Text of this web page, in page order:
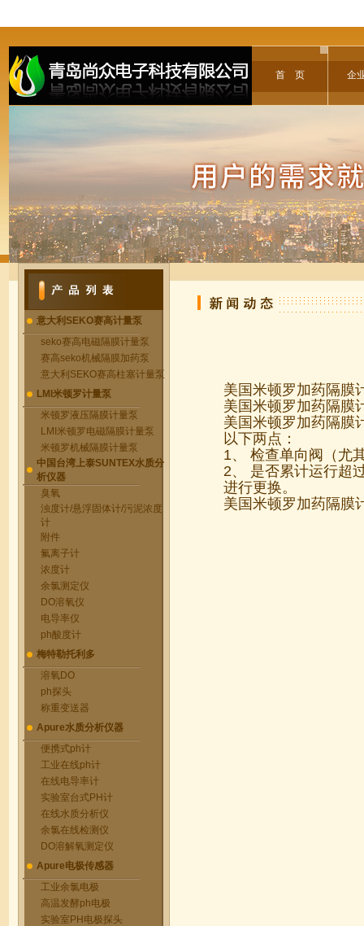
首 页 企
意大利SEKO赛高计量泵
seko赛高电磁隔膜计量泵
赛高seko机械隔膜加药泵
意大利SEKO赛高柱塞计量泵
LMI米顿罗计量泵
米顿罗液压隔膜计量泵
LMI米顿罗电磁隔膜计量泵
米顿罗机械隔膜计量泵
中国台湾上泰SUNTEX水质分
析仪器
臭氧
浊度计/悬浮固体计/污泥浓度
计
附件
氟离子计
浓度计
余氯测定仪
DO溶氧仪
电导率仪
ph酸度计
梅特勒托利多
溶氧DO
ph探头
称重变送器
Apure水质分析仪器
便携式ph计
工业在线ph计
在线电导率计
实验室台式PH计
在线水质分析仪
余氯在线检测仪
DO溶解氧测定仪
Apure电极传感器
工业余氯电极
高温发酵ph电极
实验室PH电极探头
美国米顿罗加药隔膜
美国米顿罗加药隔膜
美国米顿罗加药隔膜
以下两点：
1、 检查单向阀（尤
2、 是否累计运行超
进行更换。
美国米顿罗加药隔膜